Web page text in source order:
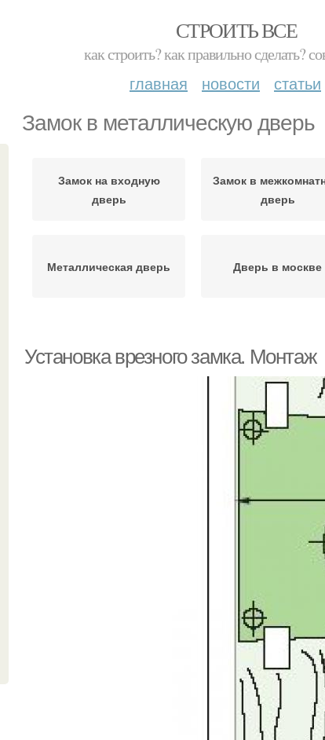
СТРОИТЬ ВСЕ
как строить? как правильно сделать?
главная новости статьи
Замок в металлическую дверь
Замок на входную
дверь
Замок в
дверь
Металлическая дверь Дверь в москве
Установка врезного замка. Монтаж